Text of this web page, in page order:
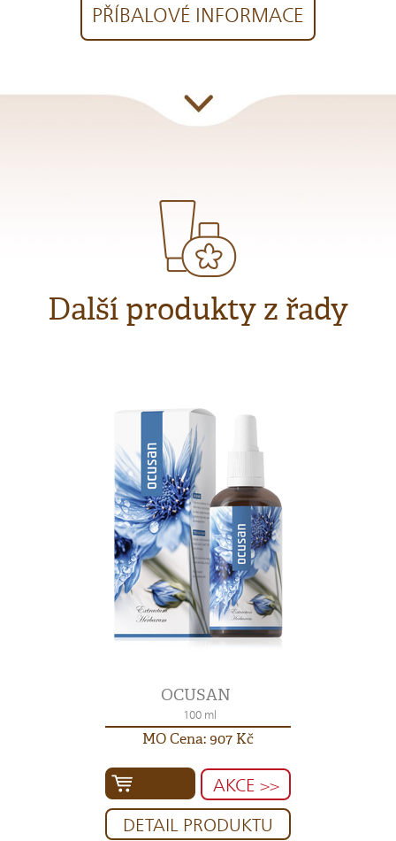
PŘÍBALOVÉ INFORMACE
Další produkty z řady
OCUSAN
100 ml
MO Cena: 907 Kč
AKCE >>
DETAIL PRODUKTU